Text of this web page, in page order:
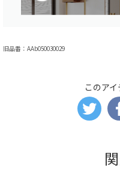
旧品番：AAb050030029
このア